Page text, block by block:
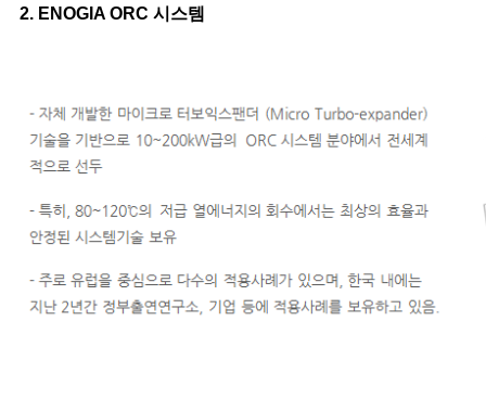
2. ENOGIA ORC 시스템